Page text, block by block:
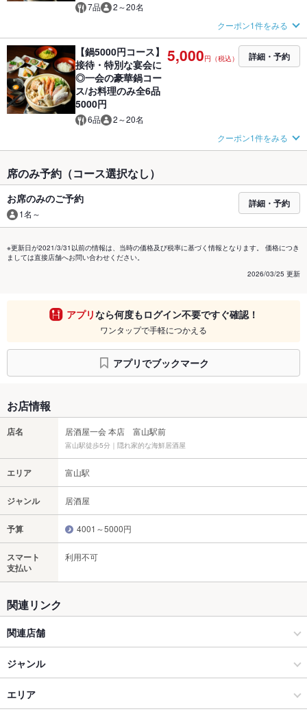
7品 2～20名
クーポン1件をみる
【鍋5000円コース】
接待・特別な宴会に
◎一会の豪華鍋コー
ス/お料理のみ全6品
5000円
6品 2～20名
5,000円（税込） 詳細・予約
クーポン1件をみる
席のみ予約（コース選択なし）
お席のみのご予約
1名～
詳細・予約
※更新日が2021/3/31以前の情報は、当時の価格及び税率に基づく情報となります。 価格につき
ましては直接店舗へお問い合わせください。
2026/03/25 更新
アプリなら何度もログイン不要ですぐ確認！
ワンタップで手軽につかえる
アプリでブックマーク
お店情報
店名 居酒屋一会 本店 富山駅前
富山駅徒歩5分｜隠れ家的な海鮮居酒屋
エリア 富山駅
ジャンル 居酒屋
予算 4001～5000円
スマート
支払い
利用不可
関連リンク
関連店舗
居酒屋一会 桜町店
きっときっと居酒屋 かまど 富山駅前
ジャンル
居酒屋
エリア